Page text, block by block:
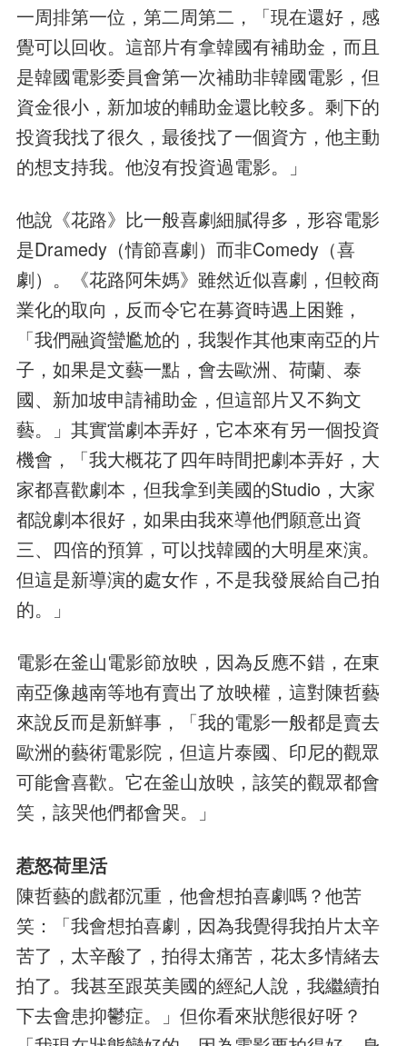
一周排第一位，第二周第二，「現在還好，感
覺可以回收。這部片有拿韓國有補助金，而且
是韓國電影委員會第一次補助非韓國電影，但
資金很小，新加坡的輔助金還比較多。剩下的
投資我找了很久，最後找了一個資方，他主動
的想支持我。他沒有投資過電影。」
他說《花路》比一般喜劇細膩得多，形容電影
是Dramedy（情節喜劇）而非Comedy（喜
劇）。《花路阿朱媽》雖然近似喜劇，但較商
業化的取向，反而令它在募資時遇上困難，
「我們融資蠻尷尬的，我製作其他東南亞的片
子，如果是文藝一點，會去歐洲、荷蘭、泰
國、新加坡申請補助金，但這部片又不夠文
藝。」其實當劇本弄好，它本來有另一個投資
機會，「我大概花了四年時間把劇本弄好，大
家都喜歡劇本，但我拿到美國的Studio，大家
都說劇本很好，如果由我來導他們願意出資
三、四倍的預算，可以找韓國的大明星來演。
但這是新導演的處女作，不是我發展給自己拍
的。」
電影在釜山電影節放映，因為反應不錯，在東
南亞像越南等地有賣出了放映權，這對陳哲藝
來說反而是新鮮事，「我的電影一般都是賣去
歐洲的藝術電影院，但這片泰國、印尼的觀眾
可能會喜歡。它在釜山放映，該笑的觀眾都會
笑，該哭他們都會哭。」
惹怒荷里活
陳哲藝的戲都沉重，他會想拍喜劇嗎？他苦
笑：「我會想拍喜劇，因為我覺得我拍片太辛
苦了，太辛酸了，拍得太痛苦，花太多情緒去
拍了。我甚至跟英美國的經紀人說，我繼續拍
下去會患抑鬱症。」但你看來狀態很好呀？